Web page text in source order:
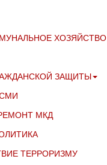
ХОЗЯЙСТВО
ЗАЩИТЫ
МКД
ТЕРРОРИЗМУ